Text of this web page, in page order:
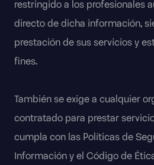
restringido a los profesionales
directo de dicha información,
prestación de sus servicios y
fines.
También se exige a cualquier
contratado para prestar
cumpla con las Políticas de
Información y el Código de